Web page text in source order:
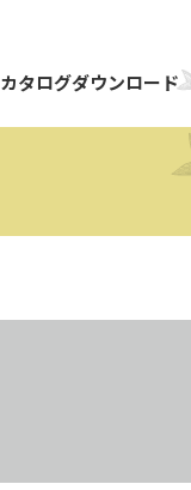
カタログダウンロード